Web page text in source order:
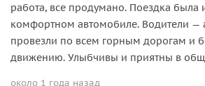
работа, все продумано. Поездка была
комфортном автомобиле. Водители —
провезли по всем горным дорогам и
движению. Улыбчивы и приятны в
около 1 года назад